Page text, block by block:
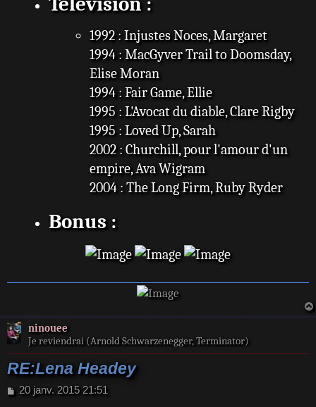
1992 : Injustes Noces, Margaret
1994 : MacGyver Trail to Doomsday,
Elise Moran
1994 : Fair Game, Ellie
1995 : L'Avocat du diable, Clare Rigby
1995 : Loved Up, Sarah
2002 : Churchill, pour l'amour d'un
empire, Ava Wigram
2004 : The Long Firm, Ruby Ryder
Bonus :
ninouee
Je reviendrai (Arnold Schwarzenegger, Terminator)
RE:Lena Headey
M
20 janv. 2015 21:51